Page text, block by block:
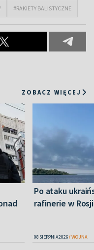
#RAKIETY BALISTYCZNE
ZOBACZ WIĘCEJ
Po ataku
rafinerie w Rosji
08 SIERPNIA 2026 WOJNA